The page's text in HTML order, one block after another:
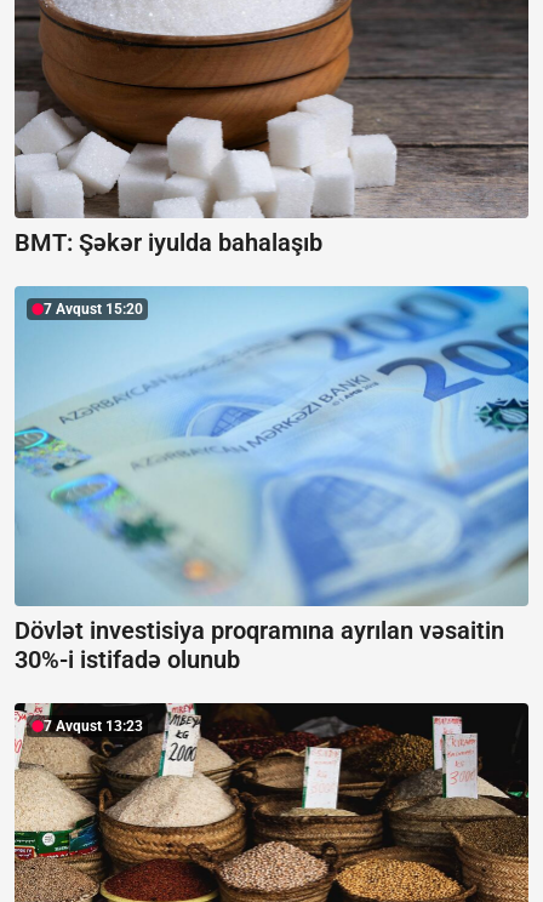
BMT: Şəkər iyulda bahalaşıb
7 Avqust 15:20
Dövlət investisiya proqramına ayrılan vəsaitin
30%-i istifadə olunub
7 Avqust 13:23